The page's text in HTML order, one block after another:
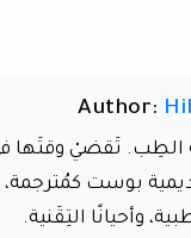
Author:
تَقضيْ وقتَها
بوست
وأحيانًا التِقَنية.